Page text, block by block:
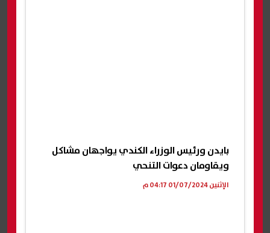
بايدن ورئيس الوزراء الكندي يواجهان مشاكل
ويقاومان دعوات التنحي
الإثنين 01/07/2024 04:17 م